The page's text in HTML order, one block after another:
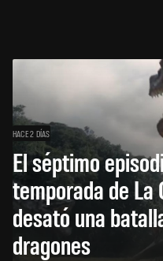
HACE 2 DÍAS
El séptimo
temporada de La
desató una
dragones